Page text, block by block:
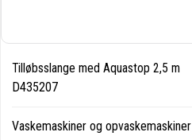
Tilløbsslange med Aquastop 2,5 m
D435207
Vaskemaskiner og opvaskemaskiner